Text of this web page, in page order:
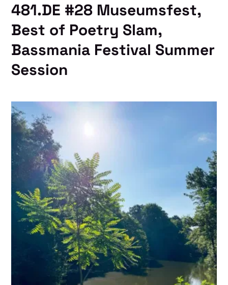
481.DE #28 Museumsfest,
Best of Poetry Slam,
Bassmania Festival Summer
Session